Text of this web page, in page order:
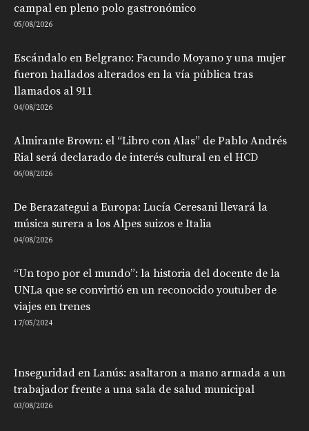
campal en pleno polo gastronómico
05/08/2026
Escándalo en Belgrano: Facundo Moyano y una mujer
fueron hallados alterados en la vía pública tras
llamados al 911
04/08/2026
Almirante Brown: el “Libro con Alas” de Pablo Andrés
Rial será declarado de interés cultural en el HCD
06/08/2026
De Berazategui a Europa: Lucía Ceresani llevará la
música surera a los Alpes suizos e Italia
04/08/2026
“Un topo por el mundo”: la historia del docente de la
UNLa que se convirtió en un reconocido youtuber de
viajes en trenes
17/05/2024
Inseguridad en Lanús: asaltaron a mano armada a un
trabajador frente a una sala de salud municipal
03/08/2026